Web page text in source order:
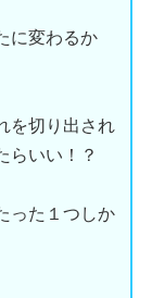
に変わるか
を切り出され
らいい！？
った１つしか